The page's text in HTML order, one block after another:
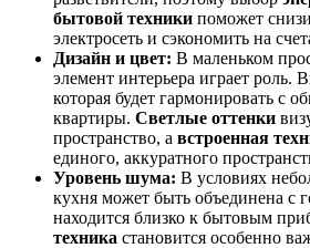
бытовой техники поможет
электросеть и сэкономить на
Дизайн и цвет: В маленьком
элемент интерьера играет роль.
которая будет гармонировать с
квартиры. Светлые оттенки
пространство, а встроенная
единого, аккуратного
Уровень шума: В условиях
кухня может быть объединена с
находится близко к бытовым
техника становится особенно